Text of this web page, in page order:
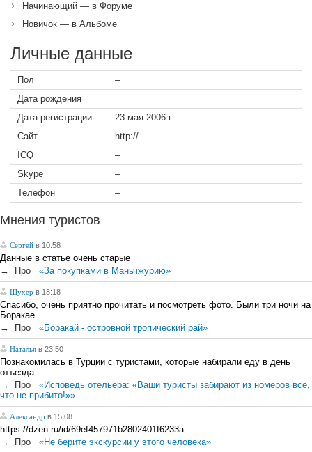
Начинающий — в Форуме
Новичок — в Альбоме
Личные данные
Пол
–
Дата рождения
Дата регистрации
23 мая 2006 г.
Сайт
http://
ICQ
–
Skype
–
Телефон
–
Мнения туристов
Сергей в 10:58
Данные в статье очень старые
→
Про «За покупками в Маньчжурию»
Шухер в 18:18
Спасибо, очень приятно прочитать и посмотреть фото. Были три ночи на
Боракае...
→
Про «Боракай - островной тропический рай»
Наталья в 23:50
Познакомилась в Турции с туристами, которые набирали еду в день
отъезда...
→
Про
«Исповедь отельера: «Ваши туристы забирают из номеров все,
что не прибито!»»
Александр в 15:08
https://dzen.ru/id/69ef457971b2802401f6233a
→
Про «Не берите экскурсии у этого человека»